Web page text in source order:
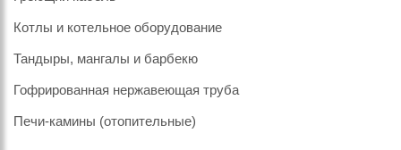
Котлы и котельное оборудование
Тандыры, мангалы и барбекю
Гофрированная нержавеющая труба
Печи-камины (отопительные)